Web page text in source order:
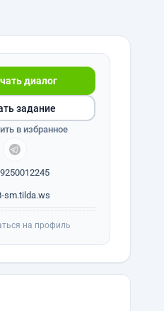
диалог
sm.tilda.ws
задание
в избранное
на профиль